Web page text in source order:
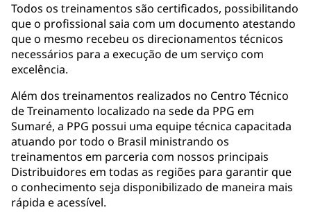
Todos os treinamentos são certificados, possibilitando
que o profissional saia com um documento atestando
que o mesmo recebeu os direcionamentos técnicos
necessários para a execução de um serviço com
excelência.
Além dos treinamentos realizados no Centro Técnico
de Treinamento localizado na sede da PPG em
Sumaré, a PPG possui uma equipe técnica capacitada
atuando por todo o Brasil ministrando os
treinamentos em parceria com nossos principais
Distribuidores em todas as regiões para garantir que
o conhecimento seja disponibilizado de maneira mais
rápida e acessível.